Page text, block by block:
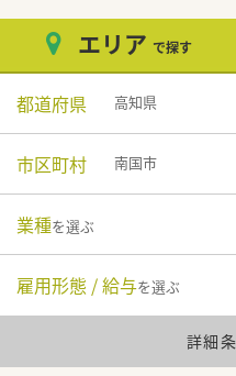
エリア で探す
都道府県 高知県
市区町村 南国市
業種を選ぶ
雇用形態 / 給与を選ぶ
詳細